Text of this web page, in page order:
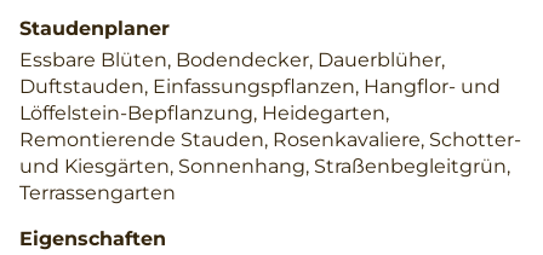
Staudenplaner
Essbare Blüten, Bodendecker, Dauerblüher,
Duftstauden, Einfassungspflanzen, Hangflor- und
Löffelstein-Bepflanzung, Heidegarten,
Remontierende Stauden, Rosenkavaliere, Schotter-
und Kiesgärten, Sonnenhang, Straßenbegleitgrün,
Terrassengarten
Eigenschaften